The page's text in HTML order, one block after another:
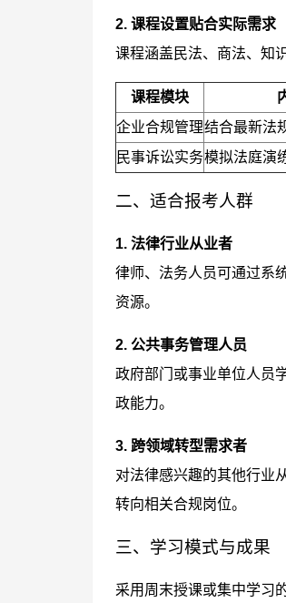
2. 课程设置贴合实际需求
课程涵盖民法、商法、知
课程模块
企业合规管理结合最新法
民事诉讼实务模拟法庭演
二、适合报考人群
1. 法律行业从业者
律师、法务人员可通过系
资源。
2. 公共事务管理人员
政府部门或事业单位人员
政能力。
3. 跨领域转型需求者
对法律感兴趣的其他行业
转向相关合规岗位。
三、学习模式与成果
采用周末授课或集中学习